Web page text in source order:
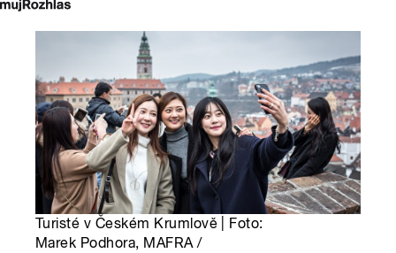
Turisté v Českém Krumlově | Foto:
Marek Podhora, MAFRA /